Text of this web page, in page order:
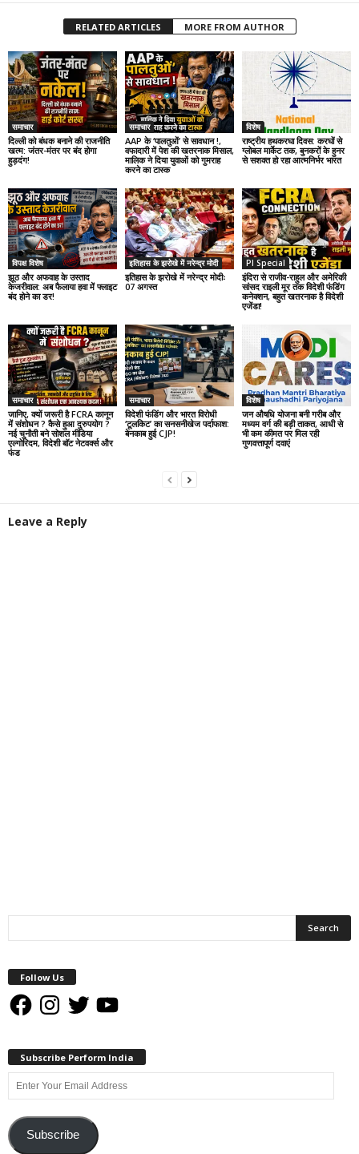
RELATED ARTICLES MORE FROM AUTHOR
समाचार
दिल्ली को बंधक बनाने की राजनीति
खत्म: जंतर-मंतर पर बंद होगा
हुड़दंग!
समाचार
AAP के ‘पालतुओं’ से सावधान !,
वफादारी में पेश की खतरनाक मिसाल,
मालिक ने दिया युवाओं को गुमराह
करने का टास्क
विशेष
राष्ट्रीय हथकरघा दिवस: करघों से
ग्लोबल मार्केट तक, बुनकरों के हुनर
से सशक्त हो रहा आत्मनिर्भर भारत
विपक्ष विशेष
झूठ और अफवाह के उस्ताद
केजरीवाल: अब फैलाया हवा में फ्लाइट
बंद होने का डर!
इतिहास के झरोखे में नरेन्द्र मोदी
इतिहास के झरोखे में नरेन्द्र मोदीः
07 अगस्त
PI Special
इंदिरा से राजीव-राहुल और अमेरिकी
सांसद राइली मूर तक विदेशी फंडिंग
कनेक्शन, बहुत खतरनाक है विदेशी
एजेंडा!
समाचार
जानिए, क्यों जरूरी है FCRA कानून
में संशोधन ? कैसे हुआ दुरुपयोग ?
नई चुनौती बने सोशल मीडिया
एल्गोरिदम, विदेशी बॉट नेटवर्क्स और
फंड
समाचार
विदेशी फंडिंग और भारत विरोधी
‘टूलकिट’ का सनसनीखेज पर्दाफाश:
बेनकाब हुई CJP!
विशेष
जन औषधि योजना बनी गरीब और
मध्यम वर्ग की बड़ी ताकत, आधी से
भी कम कीमत पर मिल रही
गुणवत्तापूर्ण दवाएं
Leave a Reply
Follow Us
FacebookInstagram
Twitter YouTube
Subscribe Perform India
Enter
Your
AddressSubscribe